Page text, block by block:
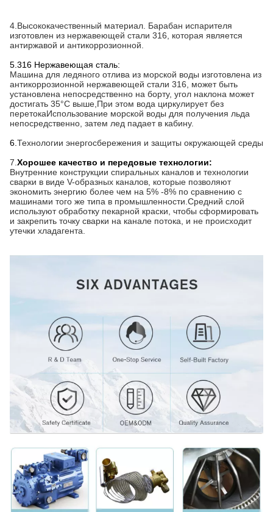
4.Высококачественный материал. Барабан испарителя
изготовлен из нержавеющей стали 316, которая является
антиржавой и антикоррозионной.
5.316 Нержавеющая сталь:
Машина для ледяного отлива из морской воды изготовлена из
антикоррозионной нержавеющей стали 316, может быть
установлена непосредственно на борту, угол наклона может
достигать 35°С выше,При этом вода циркулирует без
перетокаИспользование морской воды для получения льда
непосредственно, затем лед падает в кабину.
6.Технологии энергосбережения и защиты окружающей среды
7.Хорошее качество и передовые технологии:
Внутренние конструкции спиральных каналов и технологии
сварки в виде V-образных каналов, которые позволяют
экономить энергию более чем на 5% -8% по сравнению с
машинами того же типа в промышленности.Средний слой
используют обработку пекарной краски, чтобы сформировать
и закрепить точку сварки на канале потока, и не происходит
утечки хладагента.